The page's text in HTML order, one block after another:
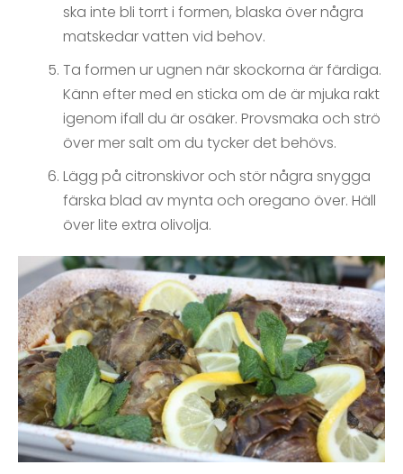
ska inte bli torrt i formen, blaska över några
matskedar vatten vid behov.
Ta formen ur ugnen när skockorna är färdiga.
Känn efter med en sticka om de är mjuka rakt
igenom ifall du är osäker. Provsmaka och strö
över mer salt om du tycker det behövs.
Lägg på citronskivor och stör några snygga
färska blad av mynta och oregano över. Häll
över lite extra olivolja.